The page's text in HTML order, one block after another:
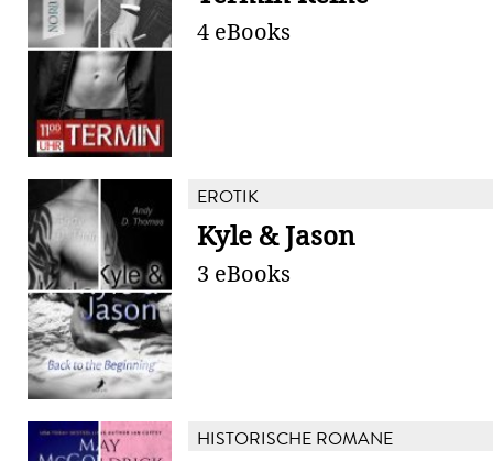
4 eBooks
EROTIK
Kyle & Jason
3 eBooks
HISTORISCHE ROMANE